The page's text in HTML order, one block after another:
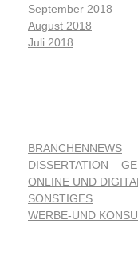
September 2018
August 2018
Juli 2018
BRANCHENNEWS
DISSERTATION –
ONLINE UND
SONSTIGES
WERBE-UND